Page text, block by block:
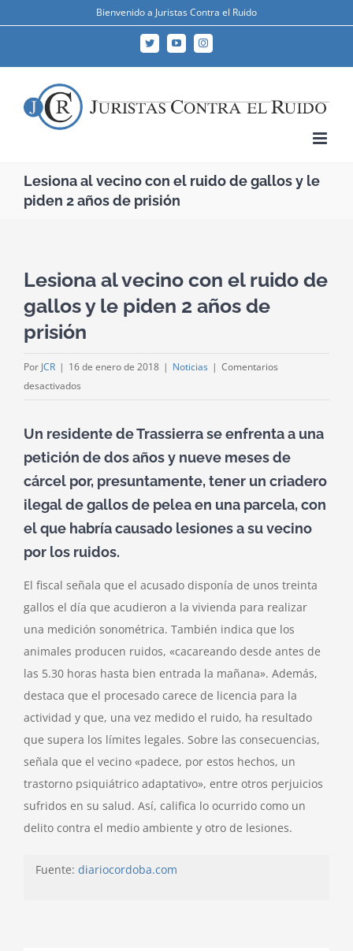
Bienvenido a Juristas Contra el Ruido
TwitterYouTubeInstagram
Lesiona al vecino con el ruido de gallos y le
piden 2 años de prisión
Lesiona al vecino con el ruido de
gallos y le piden 2 años de
prisión
Por JCR | 16 de enero de 2018 | Noticias | Comentarios
desactivados
vecino
con
el
de
gallos
y
piden
2
años
de
prisión
Un residente de Trassierra se enfrenta a una
petición de dos años y nueve meses de
cárcel por, presuntamente, tener un criadero
ilegal de gallos de pelea en una parcela, con
el que habría causado lesiones a su vecino
por los ruidos.
El fiscal señala que el acusado disponía de unos treinta
gallos el día que acudieron a la vivienda para realizar
una medición sonométrica. También indica que los
animales producen ruidos, «cacareando desde antes de
las 5.30 horas hasta bien entrada la mañana». Además,
destaca que el procesado carece de licencia para la
actividad y que, una vez medido el ruido, ha resultado
que supera los límites legales. Sobre las consecuencias,
señala que el vecino «padece, por estos hechos, un
trastorno psiquiátrico adaptativo», entre otros perjuicios
sufridos en su salud. Así, califica lo ocurrido como un
delito contra el medio ambiente y otro de lesiones.
Fuente: diariocordoba.com